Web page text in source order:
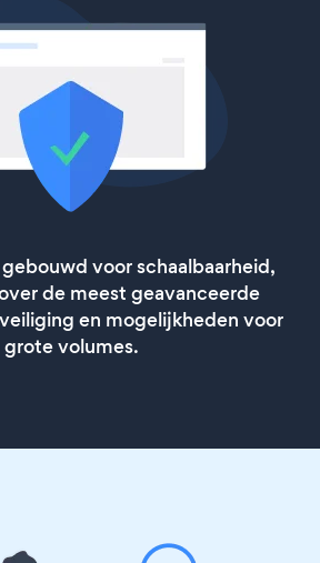
voor schaalbaarheid,
de meest geavanceerde
en mogelijkheden voor
grote volumes.